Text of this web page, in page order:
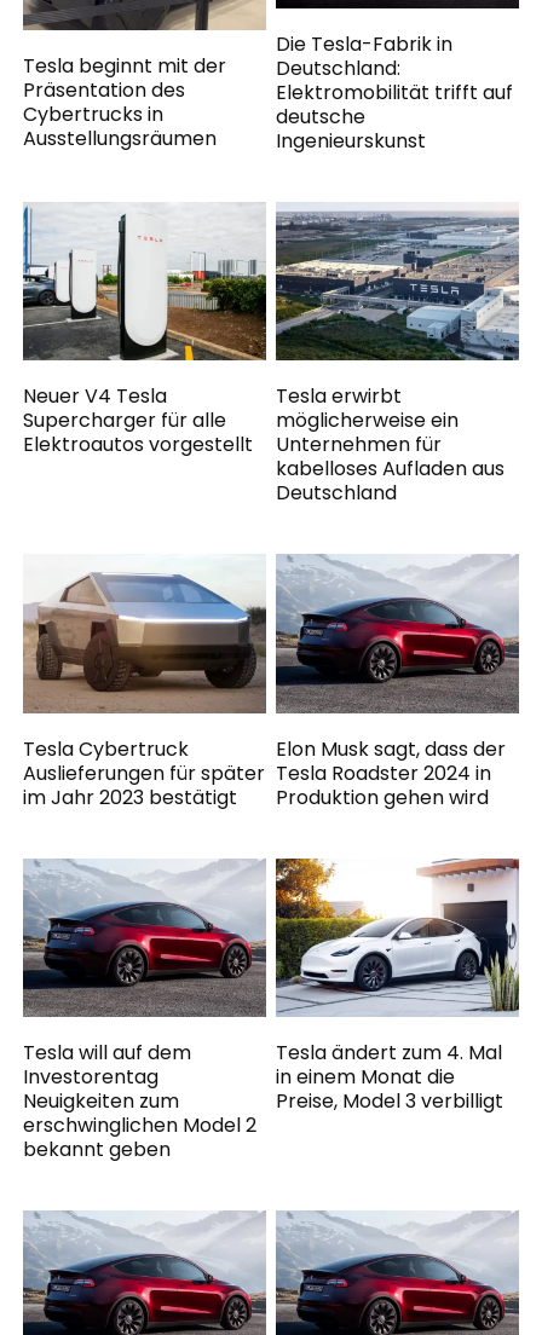
Tesla beginnt mit der
Präsentation des
Cybertrucks in
Ausstellungsräumen
Die Tesla-Fabrik in
Deutschland:
Elektromobilität trifft auf
deutsche
Ingenieurskunst
Neuer V4 Tesla
Supercharger für alle
Elektroautos vorgestellt
Tesla erwirbt
möglicherweise ein
Unternehmen für
kabelloses Aufladen aus
Deutschland
Tesla Cybertruck
Auslieferungen für später
im Jahr 2023 bestätigt
Elon Musk sagt, dass der
Tesla Roadster 2024 in
Produktion gehen wird
Tesla will auf dem
Investorentag
Neuigkeiten zum
erschwinglichen Model 2
bekannt geben
Tesla ändert zum 4. Mal
in einem Monat die
Preise, Model 3 verbilligt